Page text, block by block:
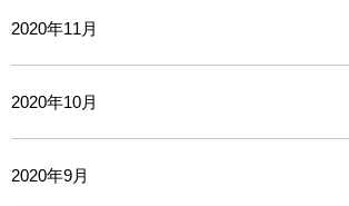
2020年11月
2020年10月
2020年9月